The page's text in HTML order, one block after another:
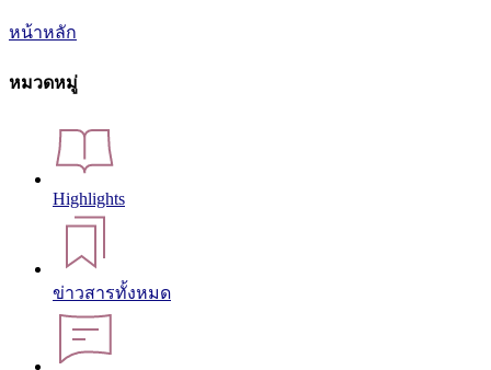
หน้าหลัก
หมวดหมู่
Highlights
ข่าวสารทั้งหมด